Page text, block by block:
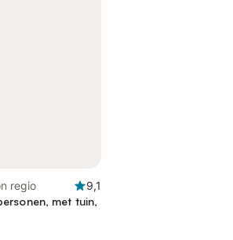
regio
9,1
met tuin,